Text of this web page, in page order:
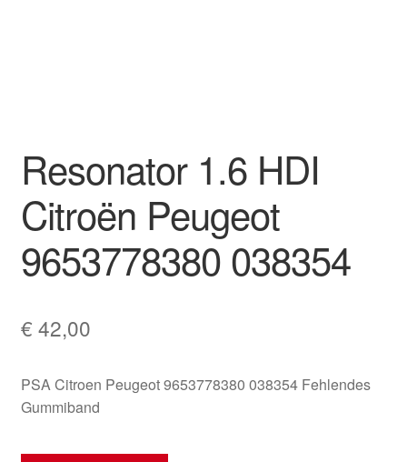
Mein Konto
Warenkorb
Resonator 1.6 HDI
Citroën Peugeot
9653778380 038354
€ 42,00
PSA Citroen Peugeot 9653778380 038354 Fehlendes
Gummiband